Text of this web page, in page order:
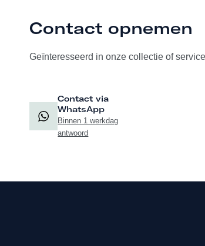
Contact opnemen
Geïnteresseerd in onze collectie of
Contact via
WhatsApp
Binnen 1 werkdag
antwoord